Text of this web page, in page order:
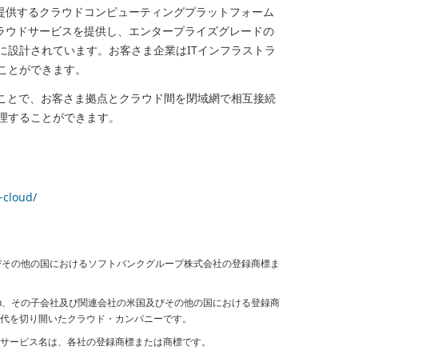
するクラウドコンピューティングプラットフォーム
ドサービスを提供し、エンタープライズグレードの
計されています。お客さま企業はITインフラストラ
ができます。
とで、お客さま拠点とクラウド間を閉域網で相互接続
ることができます。
cloud/
の他の国におけるソフトバンクグループ株式会社の登録商標ま
その子会社及び関連会社の米国及びその他の国における登録商
切り開いたクラウド・カンパニーです。
ビス名は、各社の登録商標または商標です。